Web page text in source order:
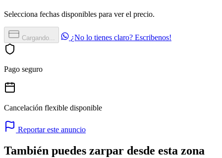
Selecciona fechas disponibles para ver el precio.
Cargando... ¿No lo tienes claro? Escribenos!
Pago seguro
Cancelación flexible disponible
Reportar este anuncio
También puedes zarpar desde esta zona